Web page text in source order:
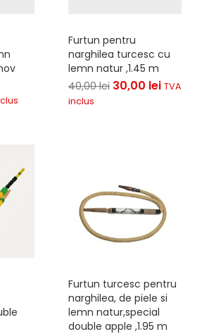
Furtun pentru
narghilea turcesc cu
lemn natur ,1.45 m
40,00lei 30,00 lei TVA
inclus
Furtun turcesc pentru
narghilea, de piele si
lemn natur,special
double apple ,1.95 m